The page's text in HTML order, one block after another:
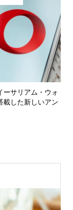
ーサリアム・ウォ
載した新しいアン